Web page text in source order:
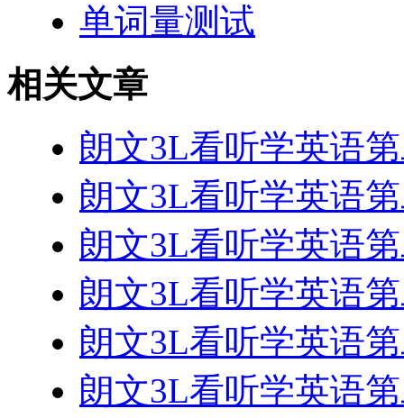
单词量测试
相关文章
朗文3L看听学英语第
朗文3L看听学英语第
朗文3L看听学英语第
朗文3L看听学英语第
朗文3L看听学英语第
朗文3L看听学英语第